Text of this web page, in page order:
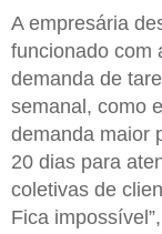
A empresária
funcionado com
demanda de
semanal, como
demanda maior
20 dias para
coletivas de
Fica